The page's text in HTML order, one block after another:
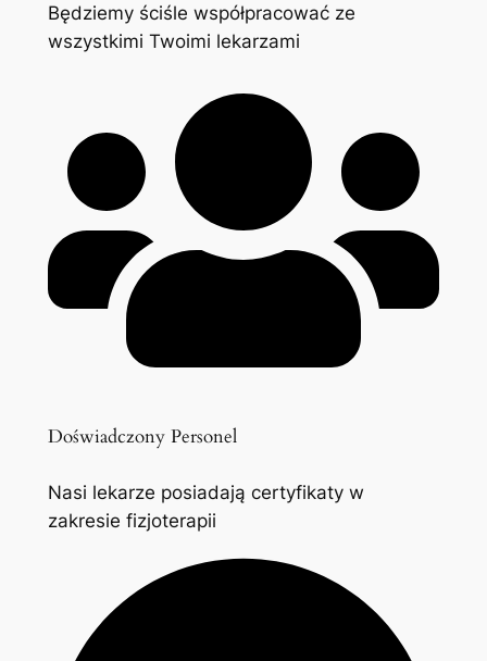
Będziemy ściśle współpracować ze
wszystkimi Twoimi lekarzami
Doświadczony Personel
Nasi lekarze posiadają certyfikaty w
zakresie fizjoterapii